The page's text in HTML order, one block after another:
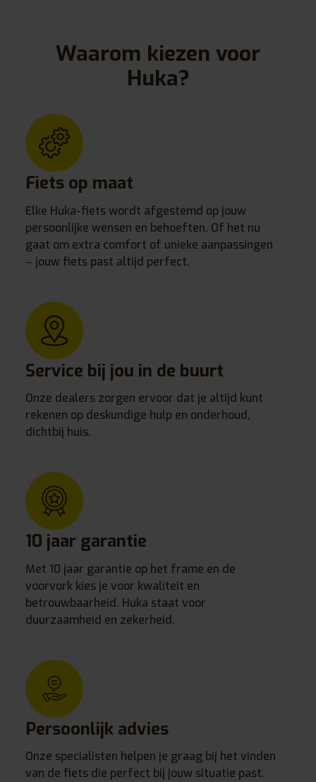
Waarom kiezen voor
Huka?
Fiets op maat
Elke Huka-fiets wordt afgestemd op jouw
persoonlijke wensen en behoeften. Of het nu
gaat om extra comfort of unieke aanpassingen
– jouw fiets past altijd perfect.
Service bij jou in de buurt
Onze dealers zorgen ervoor dat je altijd kunt
rekenen op deskundige hulp en onderhoud,
dichtbij huis.
10 jaar garantie
Met 10 jaar garantie op het frame en de
voorvork kies je voor kwaliteit en
betrouwbaarheid. Huka staat voor
duurzaamheid en zekerheid.
Persoonlijk advies
Onze specialisten helpen je graag bij het vinden
van de fiets die perfect bij jouw situatie past.